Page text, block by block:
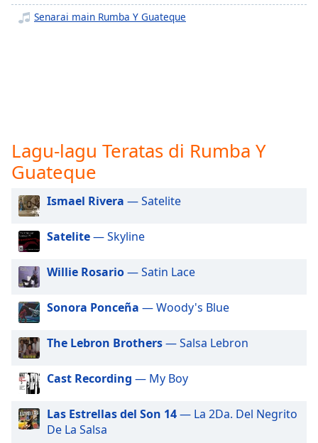
Subtitles
selected
Track
in-
Picture
This
modal
window.
Beginning
window.
Escape
Senarai main Rumba Y Guateque
Lagu-lagu Teratas di Rumba Y
Guateque
Ismael Rivera — Satelite
Satelite— Skyline
Willie Rosario— Satin Lace
Sonora Ponceña — Woody's Blue
The Lebron Brothers— Salsa Lebron
Cast Recording — My Boy
Las Estrellas del Son 14— La 2Da. Del Negrito
De La Salsa